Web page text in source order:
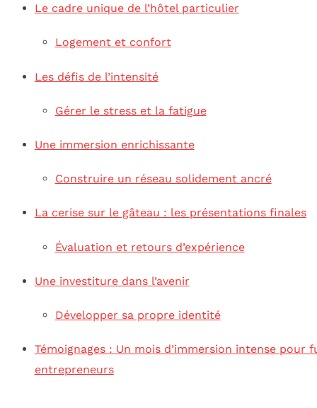
Le cadre unique de l’hôtel particulier
Logement et confort
Les défis de l’intensité
Gérer le stress et la fatigue
Une immersion enrichissante
Construire un réseau solidement ancré
La cerise sur le gâteau : les présentations finales
Évaluation et retours d’expérience
Une investiture dans l’avenir
Développer sa propre identité
Témoignages : Un mois d’immersion intense pour
entrepreneurs